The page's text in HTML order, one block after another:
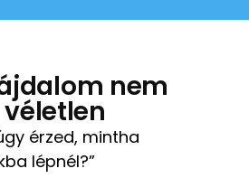
nem
véletlen
érzed, mintha
lépnél?”